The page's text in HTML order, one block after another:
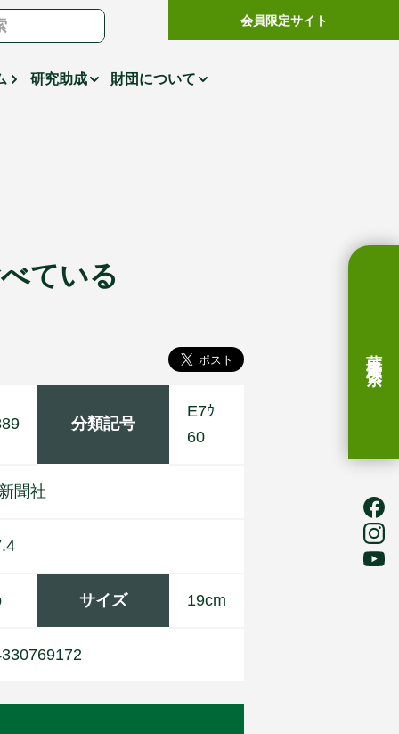
研究助成 財団について
会員限定サイト
蔵書検索
ている
分類記号
E7ｳ
60
聞社
サイズ 19cm